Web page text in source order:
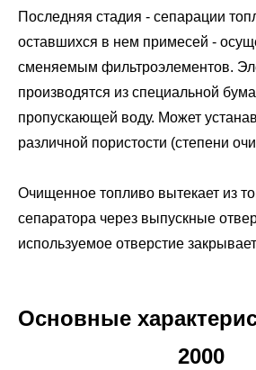
Последняя стадия - сепарации
оставшихся в нем примесей -
сменяемым фильтроэлементов.
производятся из специальной
пропускающей воду. Может
различной пористости (степени
Очищенное топливо вытекает из
сепаратора через выпускные
используемое отверстие
Основные
2000